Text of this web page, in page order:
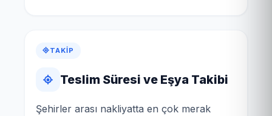
TAKIP
Teslim Süresi ve Eşya Takibi
Şehirler arası nakliyatta en çok merak